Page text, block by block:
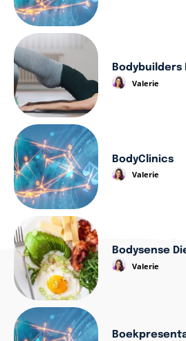
Bodybuilders
Valerie
BodyClinics
Valerie
Bodysense
Valerie